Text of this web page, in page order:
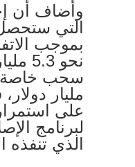
وأضاف أن
التي
بموجب
نحو
مليار
على
لبرنامج
الذي تنفذه